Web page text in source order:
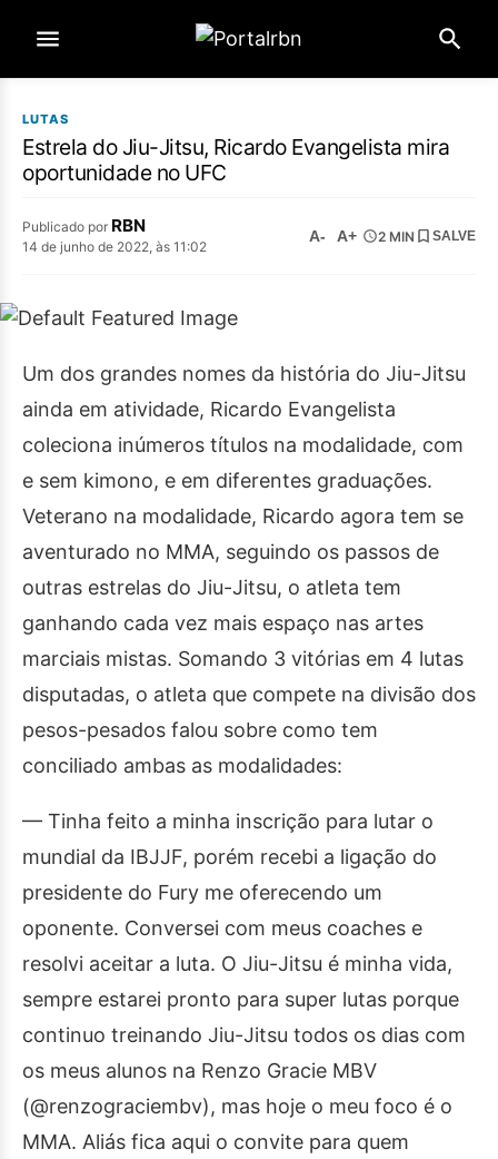
LUTAS
Estrela do Jiu-Jitsu, Ricardo Evangelista mira
oportunidade no UFC
Publicado por RBN
14 de junho de 2022, às 11:02
A- A+ 2 MIN SALVE
Um dos grandes nomes da história do Jiu-Jitsu
ainda em atividade, Ricardo Evangelista
coleciona inúmeros títulos na modalidade, com
e sem kimono, e em diferentes graduações.
Veterano na modalidade, Ricardo agora tem se
aventurado no MMA, seguindo os passos de
outras estrelas do Jiu-Jitsu, o atleta tem
ganhando cada vez mais espaço nas artes
marciais mistas. Somando 3 vitórias em 4 lutas
disputadas, o atleta que compete na divisão dos
pesos-pesados falou sobre como tem
conciliado ambas as modalidades:
— Tinha feito a minha inscrição para lutar o
mundial da IBJJF, porém recebi a ligação do
presidente do Fury me oferecendo um
oponente. Conversei com meus coaches e
resolvi aceitar a luta. O Jiu-Jitsu é minha vida,
sempre estarei pronto para super lutas porque
continuo treinando Jiu-Jitsu todos os dias com
os meus alunos na Renzo Gracie MBV
(@renzograciembv), mas hoje o meu foco é o
MMA. Aliás fica aqui o convite para quem